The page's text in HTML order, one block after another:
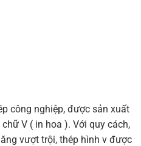
công nghiệp, được sản xuất
V ( in hoa ). Với quy cách,
vượt trội, thép hình v được